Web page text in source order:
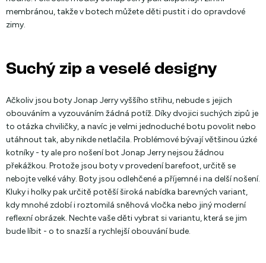
membránou, takže v botech můžete děti pustit i do opravdové
zimy.
Suchý zip a veselé designy
Ačkoliv jsou boty Jonap Jerry vyššího střihu, nebude s jejich
obouváním a vyzouváním žádná potíž. Díky dvojici suchých zipů je
to otázka chviličky, a navíc je velmi jednoduché botu povolit nebo
utáhnout tak, aby nikde netlačila. Problémové bývají většinou úzké
kotníky - ty ale pro nošení bot Jonap Jerry nejsou žádnou
překážkou. Protože jsou boty v provedení barefoot, určitě se
nebojte velké váhy. Boty jsou odlehčené a příjemné i na delší nošení.
Kluky i holky pak určitě potěší široká nabídka barevných variant,
kdy mnohé zdobí i roztomilá sněhová vločka nebo jiný moderní
reflexní obrázek. Nechte vaše děti vybrat si variantu, která se jim
bude líbit - o to snazší a rychlejší obouvání bude.